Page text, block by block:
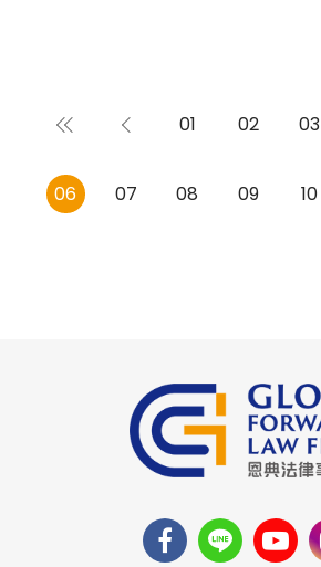
01 02 03
06 07 08 09 10